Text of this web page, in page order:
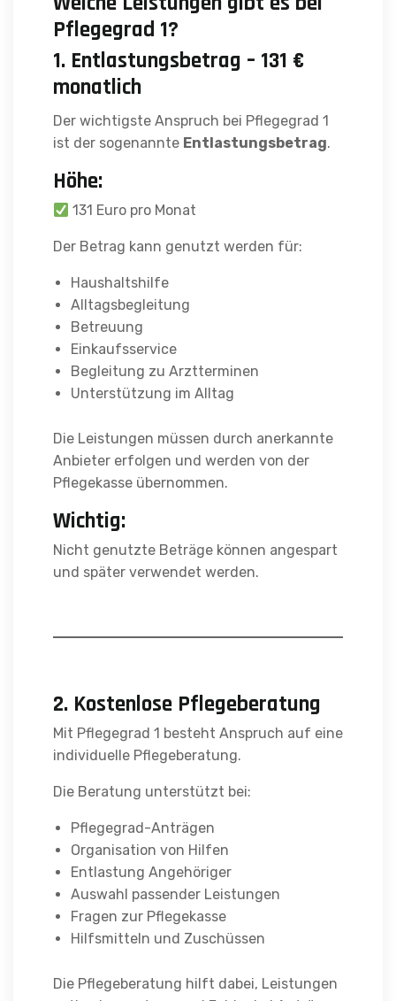
Pflegegrad 1?
1. Entlastungsbetrag – 131 €
monatlich
Der wichtigste Anspruch bei Pflegegrad 1
ist der sogenannte Entlastungsbetrag.
Höhe:
131 Euro pro Monat
Der Betrag kann genutzt werden für:
Haushaltshilfe
Alltagsbegleitung
Betreuung
Einkaufsservice
Begleitung zu Arztterminen
Unterstützung im Alltag
Die Leistungen müssen durch anerkannte
Anbieter erfolgen und werden von der
Pflegekasse übernommen.
Wichtig:
Nicht genutzte Beträge können angespart
und später verwendet werden.
2. Kostenlose Pflegeberatung
Mit Pflegegrad 1 besteht Anspruch auf eine
individuelle Pflegeberatung.
Die Beratung unterstützt bei:
Pflegegrad-Anträgen
Organisation von Hilfen
Entlastung Angehöriger
Auswahl passender Leistungen
Fragen zur Pflegekasse
Hilfsmitteln und Zuschüssen
Die Pflegeberatung hilft dabei, Leistungen